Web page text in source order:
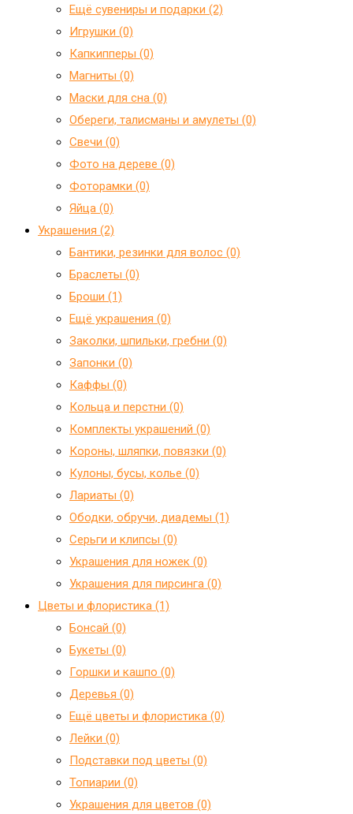
Ещё сувениры и подарки (2)
Игрушки (0)
Капкипперы (0)
Магниты (0)
Маски для сна (0)
Обереги, талисманы и амулеты (0)
Свечи (0)
Фото на дереве (0)
Фоторамки (0)
Яйца (0)
Украшения (2)
Бантики, резинки для волос (0)
Браслеты (0)
Броши (1)
Ещё украшения (0)
Заколки, шпильки, гребни (0)
Запонки (0)
Каффы (0)
Кольца и перстни (0)
Комплекты украшений (0)
Короны, шляпки, повязки (0)
Кулоны, бусы, колье (0)
Лариаты (0)
Ободки, обручи, диадемы (1)
Серьги и клипсы (0)
Украшения для ножек (0)
Украшения для пирсинга (0)
Цветы и флористика (1)
Бонсай (0)
Букеты (0)
Горшки и кашпо (0)
Деревья (0)
Ещё цветы и флористика (0)
Лейки (0)
Подставки под цветы (0)
Топиарии (0)
Украшения для цветов (0)